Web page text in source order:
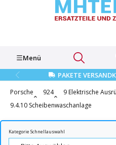
Menü
PAKETE
Porsche 924
9 Elektrische
9.4.10 Scheibenwaschanlage
Kategorie Schnellauswahl